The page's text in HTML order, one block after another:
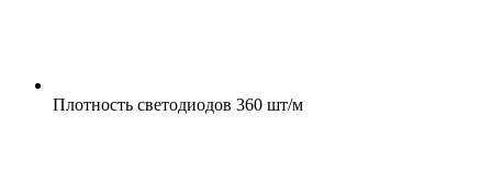
Плотность светодиодов 360 шт/м